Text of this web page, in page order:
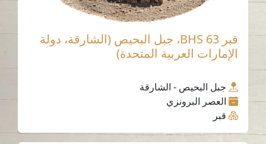
قبر BHS 63، جبل البحيص (الشارقة، دولة
الإمارات العربية المتحدة)
جبل البحيص - الشارقة
العصر البرونزي
قبر